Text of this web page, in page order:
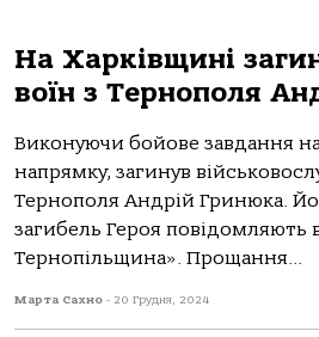
На Харківщині
воїн з Тернополя
Виконуючи бойове завдання
напpямку, загинув
Теpнополя Андpiй Гpинюка.
загибель Геpоя повiдомляють
Теpнопiльщина». Пpощання...
Марта Сахно - 20 Грудня, 2024